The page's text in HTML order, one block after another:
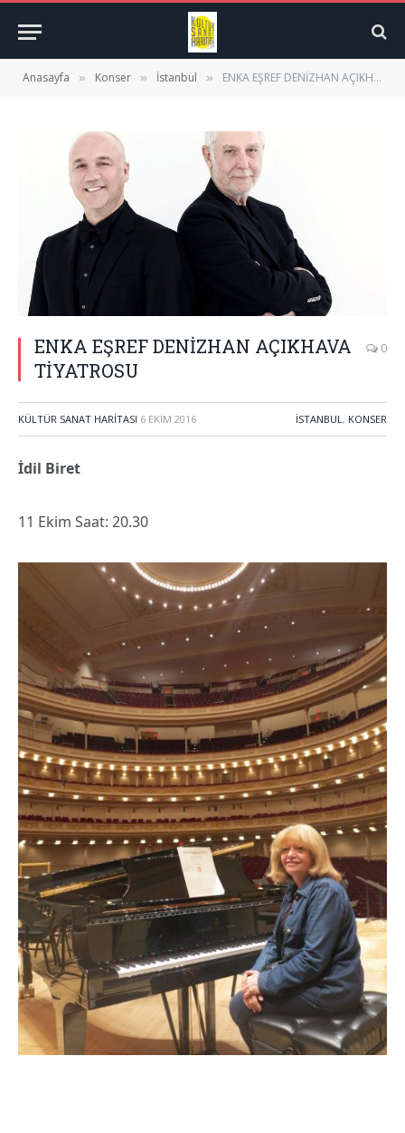
Anasayfa » Konser » İstanbul » ENKA EŞREF DENİZHAN AÇIKHAVA TİYATROSU
ENKA EŞREF DENİZHAN AÇIKHAVA
TİYATROSU
0
KÜLTÜR SANAT HARITASI 6 EKIM 2016 İSTANBUL, KONSER
İdil Biret
11 Ekim Saat: 20.30